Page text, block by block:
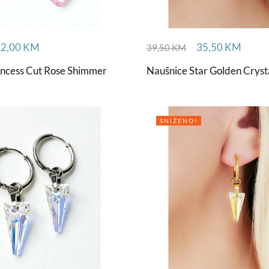
KM
Cut Rose Shimmer
39,50KM 35,50KM
Naušnice Star Golden
SNIŽENO!